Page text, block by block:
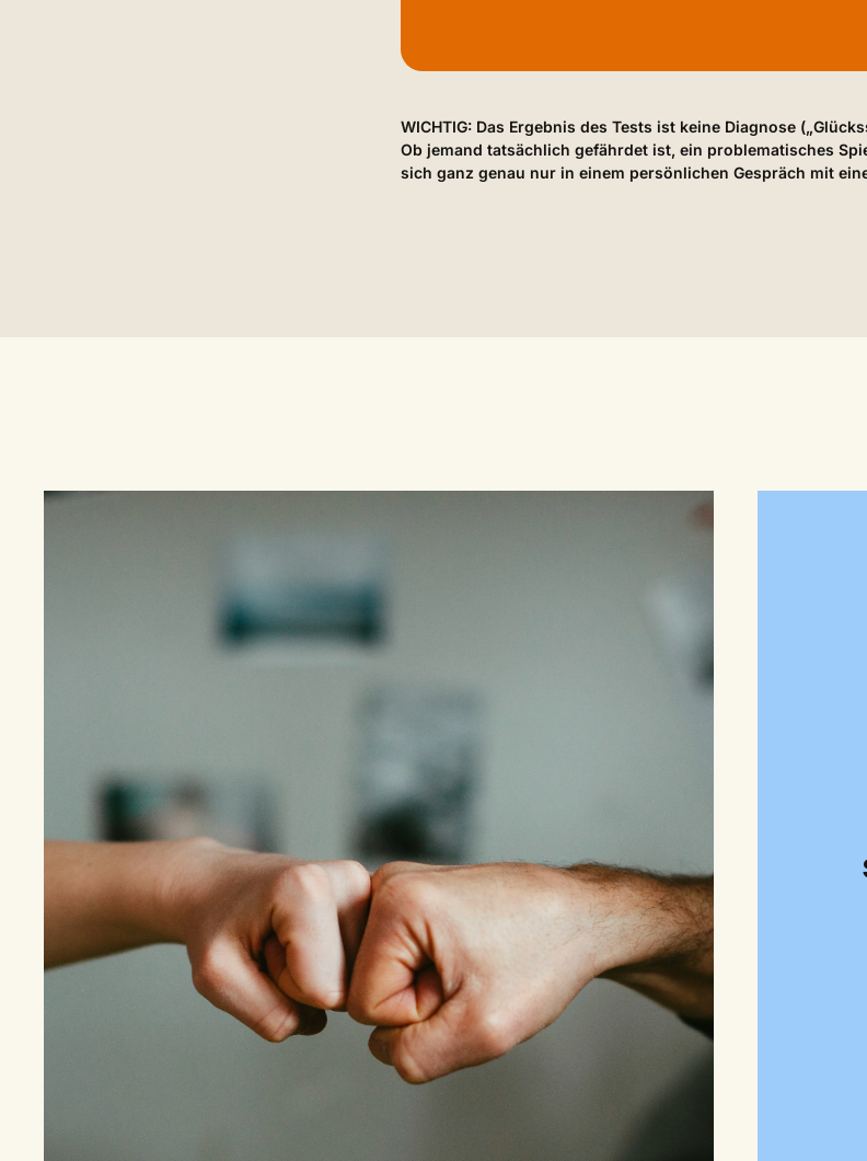
WICHTIG: Das Ergebnis des Tests ist keine Diagnose
Ob jemand tatsächlich gefährdet ist, ein problematisches
sich ganz genau nur in einem persönlichen Gespräch mit